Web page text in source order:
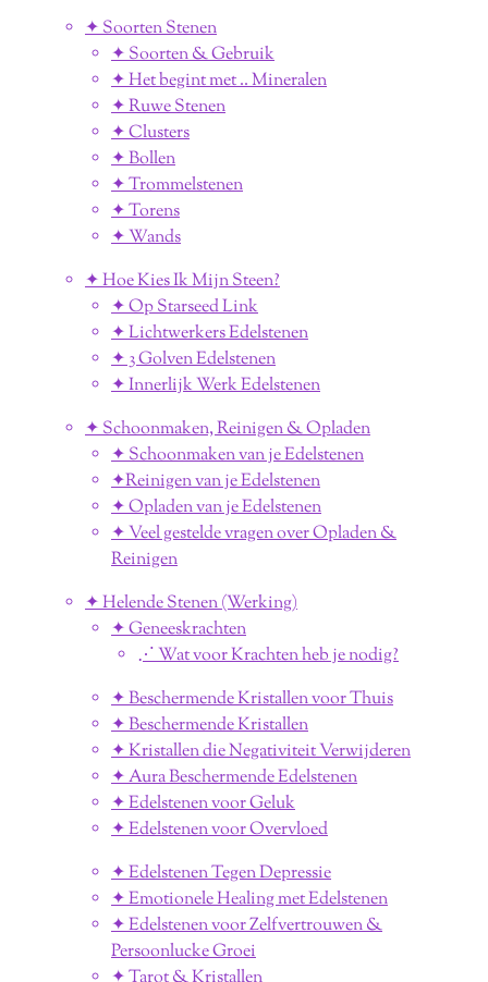
✦ Soorten Stenen
✦ Soorten & Gebruik
✦ Het begint met .. Mineralen
✦ Ruwe Stenen
✦ Clusters
✦ Bollen
✦ Trommelstenen
✦ Torens
✦ Wands
✦ Hoe Kies Ik Mijn Steen?
✦ Op Starseed Link
✦ Lichtwerkers Edelstenen
✦ 3 Golven Edelstenen
✦ Innerlijk Werk Edelstenen
✦ Schoonmaken, Reinigen & Opladen
✦ Schoonmaken van je Edelstenen
✦Reinigen van je Edelstenen
✦ Opladen van je Edelstenen
✦ Veel gestelde vragen over Opladen &
Reinigen
✦ Helende Stenen (Werking)
✦ Geneeskrachten
⋰ Wat voor Krachten heb je nodig?
✦ Beschermende Kristallen voor Thuis
✦ Beschermende Kristallen
✦ Kristallen die Negativiteit Verwijderen
✦ Aura Beschermende Edelstenen
✦ Edelstenen voor Geluk
✦ Edelstenen voor Overvloed
✦ Edelstenen Tegen Depressie
✦ Emotionele Healing met Edelstenen
✦ Edelstenen voor Zelfvertrouwen &
Persoonlucke Groei